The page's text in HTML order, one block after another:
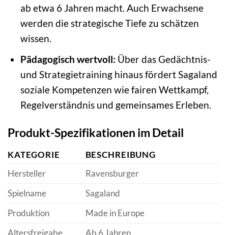
ab etwa 6 Jahren macht. Auch Erwachsene
werden die strategische Tiefe zu schätzen
wissen.
Pädagogisch wertvoll: Über das Gedächtnis-
und Strategietraining hinaus fördert Sagaland
soziale Kompetenzen wie fairen Wettkampf,
Regelverständnis und gemeinsames Erleben.
Produkt-Spezifikationen im Detail
KATEGORIE
BESCHREIBUNG
Hersteller
Ravensburger
Spielname
Sagaland
Produktion
Made in Europe
Altersfreigabe
Ab 6 Jahren